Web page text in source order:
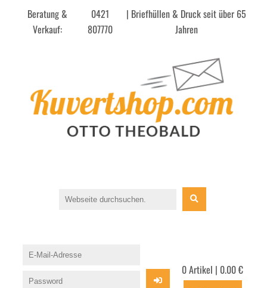
Beratung &
Verkauf:
0421
807770
| Briefhüllen & Druck seit über 65
Jahren
0 Artikel | 0.00 €